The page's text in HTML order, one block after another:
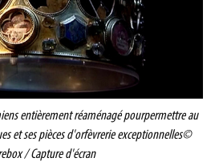
entièrement réaménagé pourpermettre au
et ses pièces d'orfèvrerie exceptionnelles©
/ Capture d'écran